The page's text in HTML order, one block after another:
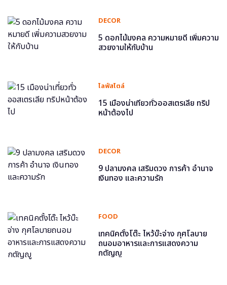
DECOR
5 ดอกไม้มงคล ความหมายดี เพิ่มความ
สวยงามให้กับบ้าน
ไลฟ์สไตล์
15 เมืองน่าเที่ยวทั่วออสเตรเลีย ทริป
หน้าต้องไป
DECOR
9 ปลามงคล เสริมดวง การค้า อำนาจ
เงินทอง และความรัก
FOOD
เทคนิคตั้งโต๊ะ ไหว้บ๊ะจ่าง กุศโลบาย
ถนอมอาหารและการแสดงความ
กตัญญู